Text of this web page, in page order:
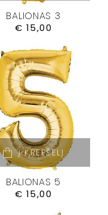
BALIONAS 3
€ 15,00
Į KREPŠELĮ
BALIONAS 5
€ 15,00